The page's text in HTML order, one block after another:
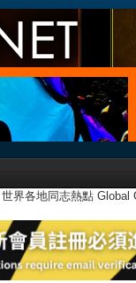
世界各地同志熱點